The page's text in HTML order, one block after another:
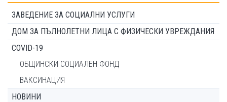
ЗАВЕДЕНИЕ ЗА СОЦИАЛНИ УСЛУГИ
ДОМ ЗА ПЪЛНОЛЕТНИ ЛИЦА С ФИЗИЧЕСКИ УВРЕЖДАНИЯ
COVID-19
ОБЩИНСКИ СОЦИАЛЕН ФОНД
ВАКСИНАЦИЯ
НОВИНИ